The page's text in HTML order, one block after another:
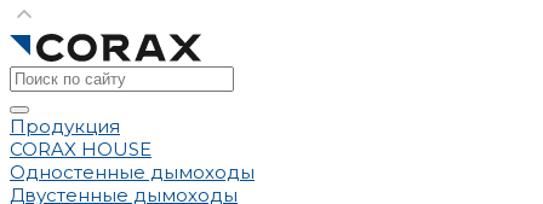
Продукция
CORAX HOUSE
Одностенные дымоходы
Двустенные дымоходы